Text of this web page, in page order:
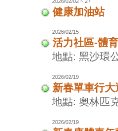
健康加油站
2026/02/15
活力社區-體
地點: 黑沙環
2026/02/19
新春單車行大
地點: 奧林匹
2026/02/19